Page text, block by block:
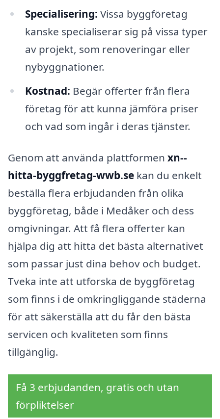
Specialisering: Vissa byggföretag
kanske specialiserar sig på vissa typer
av projekt, som renoveringar eller
nybyggnationer.
Kostnad: Begär offerter från flera
företag för att kunna jämföra priser
och vad som ingår i deras tjänster.
Genom att använda plattformen xn--
hitta-byggfretag-wwb.se kan du enkelt
beställa flera erbjudanden från olika
byggföretag, både i Medåker och dess
omgivningar. Att få flera offerter kan
hjälpa dig att hitta det bästa alternativet
som passar just dina behov och budget.
Tveka inte att utforska de byggföretag
som finns i de omkringliggande städerna
för att säkerställa att du får den bästa
servicen och kvaliteten som finns
tillgänglig.
Få 3 erbjudanden, gratis och utan
förpliktelser